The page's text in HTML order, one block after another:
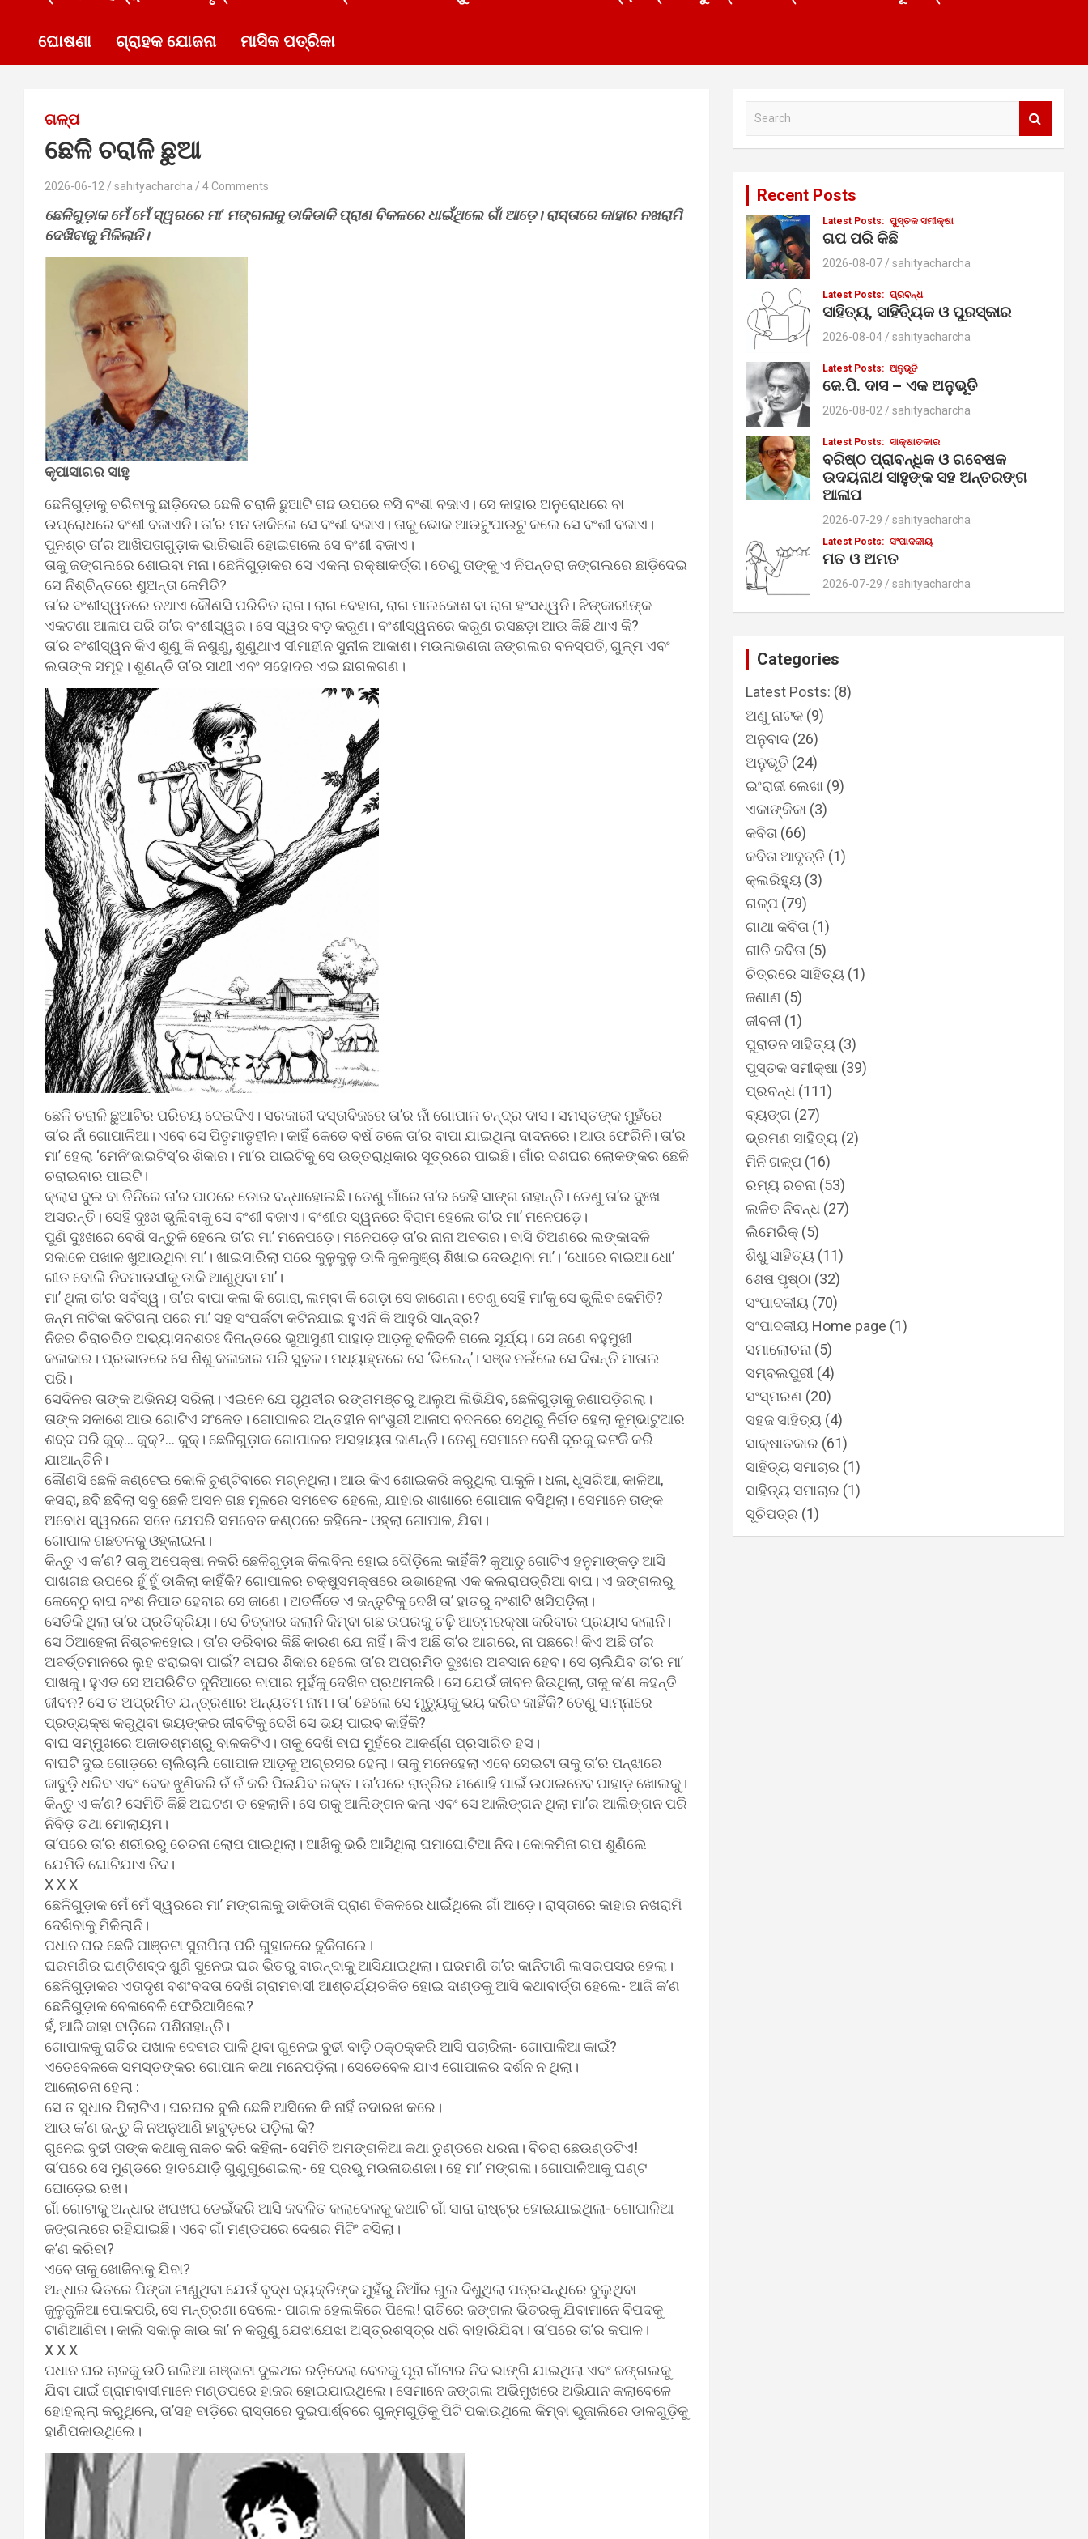
ଘୋଷଣା ଗ୍ରାହକ ଯୋଜନା ମାସିକ ପତ୍ରିକା
ଗଳ୍ପ
ଛେଳି ଚରାଳି ଛୁଆ
2026-06-12 sahityacharcha 4 Comments
ଛେଳିଗୁଡ଼ାକ ମେଁ ମେଁ ସ୍ୱରରେ ମା’ ମଙ୍ଗଳାକୁ ଡାକିଡାକି ପ୍ରାଣ ବିକଳରେ ଧାଇଁଥିଲେ ଗାଁ ଆଡ଼େ। ରାସ୍ତାରେ କାହାର ନଖରାମି
ଦେଖିବାକୁ ମିଳିଲାନି।
କୃପାସାଗର ସାହୁ
ଛେଳିଗୁଡ଼ାକୁ ଚରିବାକୁ ଛାଡ଼ିଦେଇ ଛେଳି ଚରାଳି ଛୁଆଟି ଗଛ ଉପରେ ବସି ବଂଶୀ ବଜାଏ। ସେ କାହାର ଅନୁରୋଧରେ ବା
ଉପ୍ରୋଧରେ ବଂଶୀ ବଜାଏନି। ତା’ର ମନ ଡାକିଲେ ସେ ବଂଶୀ ବଜାଏ। ତାକୁ ଭୋକ ଆଉଟୁପାଉଟୁ କଲେ ସେ ବଂଶୀ ବଜାଏ।
ପୁନଶ୍ଚ ତା’ର ଆଖିପତାଗୁଡ଼ାକ ଭାରିଭାରି ହୋଇଗଲେ ସେ ବଂଶୀ ବଜାଏ।
ତାକୁ ଜଙ୍ଗଲରେ ଶୋଇବା ମନା। ଛେଳିଗୁଡ଼ାକର ସେ ଏକଲା ରକ୍ଷାକର୍ତ୍ତା। ତେଣୁ ତାଙ୍କୁ ଏ ନିପନ୍ତରା ଜଙ୍ଗଲରେ ଛାଡ଼ିଦେଇ
ସେ ନିଶ୍ଚିନ୍ତରେ ଶୁଅନ୍ତା କେମିତି?
ତା’ର ବଂଶୀସ୍ୱନରେ ନଥାଏ କୌଣସି ପରିଚିତ ରାଗ। ରାଗ ବେହାଗ, ରାଗ ମାଲକୋଶ ବା ରାଗ ହଂସଧ୍ୱନି। ଝିଙ୍କାରୀଙ୍କ
ଏକଟଣା ଆଳାପ ପରି ତା’ର ବଂଶୀସ୍ୱର। ସେ ସ୍ୱର ବଡ଼ କରୁଣ। ବଂଶୀସ୍ୱନରେ କରୁଣ ରସଛଡ଼ା ଆଉ କିଛି ଥାଏ କି?
ତା’ର ବଂଶୀସ୍ୱନ କିଏ ଶୁଣୁ କି ନଶୁଣୁ, ଶୁଣୁଥାଏ ସୀମାହୀନ ସୁନୀଳ ଆକାଶ। ମଉଳାଭଣଜା ଜଙ୍ଗଲର ବନସ୍ପତି, ଗୁଳ୍ମ ଏବଂ
ଲତାଙ୍କ ସମୂହ। ଶୁଣନ୍ତି ତା’ର ସାଥୀ ଏବଂ ସହୋଦର ଏଇ ଛାଗଳଗଣ।
ଛେଳି ଚରାଳି ଛୁଆଟିର ପରିଚୟ ଦେଇଦିଏ। ସରକାରୀ ଦସ୍ତାବିଜରେ ତା’ର ନାଁ ଗୋପାଳ ଚନ୍ଦ୍ର ଦାସ। ସମସ୍ତଙ୍କ ମୁହଁରେ
ତା’ର ନାଁ ଗୋପାଳିଆ। ଏବେ ସେ ପିତୃମାତୃହୀନ। କାହିଁ କେତେ ବର୍ଷ ତଳେ ତା’ର ବାପା ଯାଇଥିଲା ଦାଦନରେ। ଆଉ ଫେରିନି। ତା’ର
ମା’ ହେଲା ‘ମେନିଂଜାଇଟିସ୍’ର ଶିକାର। ମା’ର ପାଇଟିକୁ ସେ ଉତ୍ତରାଧିକାର ସୂତ୍ରରେ ପାଇଛି। ଗାଁର ଦଶଘର ଲୋକଙ୍କର ଛେଳି
ଚରାଇବାର ପାଇଟି।
କ୍ଲାସ ଦୁଇ ବା ତିନିରେ ତା’ର ପାଠରେ ଡୋର ବନ୍ଧାହୋଇଛି। ତେଣୁ ଗାଁରେ ତା’ର କେହି ସାଙ୍ଗ ନାହାନ୍ତି। ତେଣୁ ତା’ର ଦୁଃଖ
ଅସରନ୍ତି। ସେହି ଦୁଃଖ ଭୁଲିବାକୁ ସେ ବଂଶୀ ବଜାଏ। ବଂଶୀର ସ୍ୱନରେ ବିରାମ ହେଲେ ତା’ର ମା’ ମନେପଡ଼େ।
ପୁଣି ଦୁଃଖରେ ବେଶି ସନ୍ତୁଳି ହେଲେ ତା’ର ମା’ ମନେପଡ଼େ। ମନେପଡ଼େ ତା’ର ନାନା ଅବତାର। ବାସି ତିଅଣରେ ଲଙ୍କାଦଳି
ସକାଳେ ପଖାଳ ଖୁଆଉଥିବା ମା’। ଖାଇସାରିଲା ପରେ କୁଳୁକୁଳୁ ଡାକି କୁଳକୁଞ୍ଚା ଶିଖାଇ ଦେଉଥିବା ମା’। ‘ଧୋରେ ବାଇଆ ଧୋ’
ଗୀତ ବୋଲି ନିଦମାଉସୀକୁ ଡାକି ଆଣୁଥିବା ମା’।
ମା’ ଥିଲା ତା’ର ସର୍ବସ୍ୱ। ତା’ର ବାପା କଳା କି ଗୋରା, ଲମ୍ବା କି ଗେଡ଼ା ସେ ଜାଣେନା। ତେଣୁ ସେହି ମା’କୁ ସେ ଭୁଲିବ କେମିତି?
ଜନ୍ମ ନାଟିକା କଟିଗଲା ପରେ ମା’ ସହ ସଂପର୍କଟା କଟିନଯାଇ ହୁଏନି କି ଆହୁରି ସାନ୍ଦ୍ର?
ନିଜର ଚିରାଚରିତ ଅଭ୍ୟାସବଶତଃ ଦିନାନ୍ତରେ ଭୁଆସୁଣୀ ପାହାଡ଼ ଆଡ଼କୁ ଢଳିଢଳି ଗଲେ ସୂର୍ଯ୍ୟ। ସେ ଜଣେ ବହୁମୁଖୀ
କଳାକାର। ପ୍ରଭାତରେ ସେ ଶିଶୁ କଳାକାର ପରି ସୁଢ଼ଳ। ମଧ୍ୟାହ୍ନରେ ସେ ‘ଭିଲେନ୍‌’। ସଞ୍ଜ ନଇଁଲେ ସେ ଦିଶନ୍ତି ମାତାଲ
ପରି।
ସେଦିନର ତାଙ୍କ ଅଭିନୟ ସରିଲା। ଏଇନେ ଯେ ପୃଥିବୀର ରଙ୍ଗମଞ୍ଚରୁ ଆଲୁଅ ଲିଭିଯିବ, ଛେଳିଗୁଡ଼ାକୁ ଜଣାପଡ଼ିଗଲା।
ତାଙ୍କ ସକାଶେ ଆଉ ଗୋଟିଏ ସଂକେତ। ଗୋପାଳର ଅନ୍ତହୀନ ବାଂଶୁରୀ ଆଳାପ ବଦଳରେ ସେଥିରୁ ନିର୍ଗତ ହେଲା କୁମ୍ଭାଟୁଆର
ଶବ୍ଦ ପରି କୁକ୍‌… କୁକ୍‌?… କୁକ୍‌। ଛେଳିଗୁଡ଼ାକ ଗୋପାଳର ଅସହାୟତା ଜାଣନ୍ତି। ତେଣୁ ସେମାନେ ବେଶି ଦୂରକୁ ଭଟକି କରି
ଯାଆନ୍ତିନି।
କୌଣସି ଛେଳି କଣ୍ଟେଇ କୋଳି ଚୁଣ୍ଟିବାରେ ମଗ୍ନଥିଲା। ଆଉ କିଏ ଶୋଇକରି କରୁଥିଲା ପାକୁଳି। ଧଳା, ଧୂସରିଆ, କାଳିଆ,
କସରା, ଛବି ଛବିଲା ସବୁ ଛେଳି ଅସନ ଗଛ ମୂଳରେ ସମବେତ ହେଲେ, ଯାହାର ଶାଖାରେ ଗୋପାଳ ବସିଥିଲା। ସେମାନେ ତାଙ୍କ
ଅବୋଧ ସ୍ୱରରେ ସତେ ଯେପରି ସମବେତ କଣ୍ଠରେ କହିଲେ- ଓହ୍ଲା ଗୋପାଳ, ଯିବା।
ଗୋପାଳ ଗଛତଳକୁ ଓହ୍ଲାଇଲା।
କିନ୍ତୁ ଏ କ’ଣ? ତାକୁ ଅପେକ୍ଷା ନକରି ଛେଳିଗୁଡ଼ାକ କିଲବିଲ ହୋଇ ଦୌଡ଼ିଲେ କାହିଁକି? କୁଆଡୁ ଗୋଟିଏ ହନୁମାଙ୍କଡ଼ ଆସି
ପାଖଗଛ ଉପରେ ହୁଁ ହୁଁ ଡାକିଲା କାହିଁକି? ଗୋପାଳର ଚକ୍ଷୁସମକ୍ଷରେ ଉଭାହେଲା ଏକ କଲରାପତ୍ରିଆ ବାଘ। ଏ ଜଙ୍ଗଲରୁ
କେବେଠୁ ବାଘ ବଂଶ ନିପାତ ହେବାର ସେ ଜାଣେ। ଅତର୍କିତେ ଏ ଜନ୍ତୁଟିକୁ ଦେଖି ତା’ ହାତରୁ ବଂଶୀଟି ଖସିପଡ଼ିଲା।
ସେତିକି ଥିଲା ତା’ର ପ୍ରତିକ୍ରିୟା। ସେ ଚିତ୍କାର କଲାନି କିମ୍ବା ଗଛ ଉପରକୁ ଚଢ଼ି ଆତ୍ମରକ୍ଷା କରିବାର ପ୍ରୟାସ କଲାନି।
ସେ ଠିଆହେଲା ନିଶ୍ଚଳହୋଇ। ତା’ର ଡରିବାର କିଛି କାରଣ ଯେ ନାହିଁ। କିଏ ଅଛି ତା’ର ଆଗରେ, ନା ପଛରେ! କିଏ ଅଛି ତା’ର
ଅବର୍ତ୍ତମାନରେ ଲୁହ ଝରାଇବା ପାଇଁ? ବାଘର ଶିକାର ହେଲେ ତା’ର ଅପ୍ରମିତ ଦୁଃଖର ଅବସାନ ହେବ। ସେ ଚାଲିଯିବ ତା’ର ମା’
ପାଖକୁ। ହୁଏତ ସେ ଅପରିଚିତ ଦୁନିଆରେ ବାପାର ମୁହଁକୁ ଦେଖିବ ପ୍ରଥମକରି। ସେ ଯେଉଁ ଜୀବନ ଜିଉଥିଲା, ତାକୁ କ’ଣ କହନ୍ତି
ଜୀବନ? ସେ ତ ଅପ୍ରମିତ ଯନ୍ତ୍ରଣାର ଅନ୍ୟତମ ନାମ। ତା’ ହେଲେ ସେ ମୃତ୍ୟୁକୁ ଭୟ କରିବ କାହିଁକି? ତେଣୁ ସାମ୍‌ନାରେ
ପ୍ରତ୍ୟକ୍ଷ କରୁଥିବା ଭୟଙ୍କର ଜୀବଟିକୁ ଦେଖି ସେ ଭୟ ପାଇବ କାହିଁକି?
ବାଘ ସମ୍ମୁଖରେ ଅଜାତଶ୍ମଶ୍ରୁ ବାଳକଟିଏ। ତାକୁ ଦେଖି ବାଘ ମୁହଁରେ ଆକର୍ଣ୍ଣ ପ୍ରସାରିତ ହସ।
ବାଘଟି ଦୁଇ ଗୋଡ଼ରେ ଚାଲିଚାଲି ଗୋପାଳ ଆଡ଼କୁ ଅଗ୍ରସର ହେଲା। ତାକୁ ମନେହେଲା ଏବେ ସେଇଟା ତାକୁ ତା’ର ପନ୍‌ଝାରେ
ଜାବୁଡ଼ି ଧରିବ ଏବଂ ବେକ ଝୁଣିକରି ଚଁ ଚଁ କରି ପିଇଯିବ ରକ୍ତ। ତା’ପରେ ରାତ୍ରିର ମଣୋହି ପାଇଁ ଉଠାଇନେବ ପାହାଡ଼ ଖୋଲକୁ।
କିନ୍ତୁ ଏ କ’ଣ? ସେମିତି କିଛି ଅଘଟଣ ତ ହେଲାନି। ସେ ତାକୁ ଆଲିଙ୍ଗନ କଲା ଏବଂ ସେ ଆଲିଙ୍ଗନ ଥିଲା ମା’ର ଆଲିଙ୍ଗନ ପରି
ନିବିଡ଼ ତଥା ମୋଲାୟମ।
ତା’ପରେ ତା’ର ଶରୀରରୁ ଚେତନା ଲୋପ ପାଇଥିଲା। ଆଖିକୁ ଭରି ଆସିଥିଲା ଘମାଘୋଟିଆ ନିଦ। କୋକମିନା ଗପ ଶୁଣିଲେ
ଯେମିତି ଘୋଟିଯାଏ ନିଦ।
X X X
ଛେଳିଗୁଡ଼ାକ ମେଁ ମେଁ ସ୍ୱରରେ ମା’ ମଙ୍ଗଳାକୁ ଡାକିଡାକି ପ୍ରାଣ ବିକଳରେ ଧାଇଁଥିଲେ ଗାଁ ଆଡ଼େ। ରାସ୍ତାରେ କାହାର ନଖରାମି
ଦେଖିବାକୁ ମିଳିଲାନି।
ପଧାନ ଘର ଛେଳି ପାଞ୍ଚଟା ସୁନାପିଲା ପରି ଗୁହାଳରେ ଢୁକିଗଲେ।
ଘରମଣିର ଘଣ୍ଟିଶବ୍ଦ ଶୁଣି ସୁନେଇ ଘର ଭିତରୁ ବାରନ୍ଦାକୁ ଆସିଯାଇଥିଲା। ଘରମଣି ତା’ର କାନିଟାଣି ଲସରପସର ହେଲା।
ଛେଳିଗୁଡ଼ାକର ଏତାଦୃଶ ବଶଂବଦତା ଦେଖି ଗ୍ରାମବାସୀ ଆଶ୍ଚର୍ଯ୍ୟଚକିତ ହୋଇ ଦାଣ୍ଡକୁ ଆସି କଥାବାର୍ତ୍ତା ହେଲେ- ଆଜି କ’ଣ
ଛେଳିଗୁଡ଼ାକ ବେଳାବେଳି ଫେରିଆସିଲେ?
ହଁ, ଆଜି କାହା ବାଡ଼ିରେ ପଶିନାହାନ୍ତି।
ଗୋପାଳକୁ ରାତିର ପଖାଳ ଦେବାର ପାଳି ଥିବା ଗୁନେଇ ବୁଢୀ ବାଡ଼ି ଠକ୍‌ଠକ୍‌କରି ଆସି ପଚାରିଲା- ଗୋପାଳିଆ କାଇଁ?
ଏତେବେଳକେ ସମସ୍ତଙ୍କର ଗୋପାଳ କଥା ମନେପଡ଼ିଲା। ସେତେବେଳ ଯାଏ ଗୋପାଳର ଦର୍ଶନ ନ ଥିଲା।
ଆଲୋଚନା ହେଲା :
ସେ ତ ସୁଧାର ପିଲାଟିଏ। ଘରଘର ବୁଲି ଛେଳି ଆସିଲେ କି ନାହିଁ ତଦାରଖ କରେ।
ଆଉ କ’ଣ ଜନ୍ତୁ କି ନଅନୁଆଣି ହାବୁଡ଼ରେ ପଡ଼ିଲା କି?
ଗୁନେଇ ବୁଢୀ ତାଙ୍କ କଥାକୁ ନାକଚ କରି କହିଲା- ସେମିତି ଅମଙ୍ଗଳିଆ କଥା ତୁଣ୍ଡରେ ଧରନା। ବିଚରା ଛେଉଣ୍ଡଟିଏ!
ତା’ପରେ ସେ ମୁଣ୍ଡରେ ହାତଯୋଡ଼ି ଗୁଣୁଗୁଣେଇଲା- ହେ ପ୍ରଭୁ ମଉଳାଭଣଜା। ହେ ମା’ ମଙ୍ଗଳା। ଗୋପାଳିଆକୁ ଘଣ୍ଟ
ଘୋଡ଼େଇ ରଖ।
ଗାଁ ଗୋଟାକୁ ଅନ୍ଧାର ଖପଖପ ଡେଇଁକରି ଆସି କବଳିତ କଲାବେଳକୁ କଥାଟି ଗାଁ ସାରା ରାଷ୍ଟ୍ର ହୋଇଯାଇଥିଲା- ଗୋପାଳିଆ
ଜଙ୍ଗଲରେ ରହିଯାଇଛି। ଏବେ ଗାଁ ମଣ୍ଡପରେ ଦେଶର ମିଟିଂ ବସିଲା।
କ’ଣ କରିବା?
ଏବେ ତାକୁ ଖୋଜିବାକୁ ଯିବା?
ଅନ୍ଧାର ଭିତରେ ପିଙ୍କା ଟାଣୁଥିବା ଯେଉଁ ବୃଦ୍ଧ ବ୍ୟକ୍ତିଙ୍କ ମୁହଁରୁ ନିଆଁର ଗୁଲ ଦିଶୁଥିଲା ପତ୍ରସନ୍ଧିରେ ବୁଲୁଥିବା
ଜୁଳୁଜୁଳିଆ ପୋକପରି, ସେ ମନ୍ତ୍ରଣା ଦେଲେ- ପାଗଳ ହେଲକିରେ ପିଲେ! ରାତିରେ ଜଙ୍ଗଲ ଭିତରକୁ ଯିବାମାନେ ବିପଦକୁ
ଟାଣିଆଣିବା। କାଲି ସକାଳୁ କାଉ କା’ ନ କରୁଣୁ ଯେଝାଯେଝା ଅସ୍ତ୍ରଶସ୍ତ୍ର ଧରି ବାହାରିଯିବା। ତା’ପରେ ତା’ର କପାଳ।
X X X
ପଧାନ ଘର ଚାଳକୁ ଉଠି ନାଲିଆ ଗଞ୍ଜାଟା ଦୁଇଥର ରଡ଼ିଦେଲା ବେଳକୁ ପୂରା ଗାଁଟାର ନିଦ ଭାଙ୍ଗି ଯାଇଥିଲା ଏବଂ ଜଙ୍ଗଲକୁ
ଯିବା ପାଇଁ ଗ୍ରାମବାସୀମାନେ ମଣ୍ଡପରେ ହାଜର ହୋଇଯାଇଥିଲେ। ସେମାନେ ଜଙ୍ଗଲ ଅଭିମୁଖରେ ଅଭିଯାନ କଲାବେଳେ
ହୋହଲ୍ଲା କରୁଥିଲେ, ତା’ସହ ବାଡ଼ିରେ ରାସ୍ତାରେ ଦୁଇପାର୍ଶ୍ବରେ ଗୁଳ୍ମଗୁଡ଼ିକୁ ପିଟି ପକାଉଥିଲେ କିମ୍ବା ଭୁଜାଲିରେ ଡାଳଗୁଡ଼ିକୁ
ହାଣିପକାଉଥିଲେ।
a
h
Recent Posts
Latest Posts: ପୁସ୍ତକ ସମୀକ୍ଷା
ଗପ ପରି କିଛି
2026-08-07 sahityacharcha
Latest Posts: ପ୍ରବନ୍ଧ
ସାହିତ୍ୟ, ସାହିତ୍ୟିକ ଓ ପୁରସ୍କାର
2026-08-04 sahityacharcha
Latest Posts: ଅନୁଭୂତି
ଜେ.ପି. ଦାସ – ଏକ ଅନୁଭୂତି
2026-08-02 sahityacharcha
Latest Posts: ସାକ୍ଷାତକାର
ବରିଷ୍ଠ ପ୍ରାବନ୍ଧିକ ଓ ଗବେଷକ
ଉଦୟନାଥ ସାହୁଙ୍କ ସହ ଅନ୍ତରଙ୍ଗ
ଆଳାପ
2026-07-29 sahityacharcha
Latest Posts: ସଂପାଦକୀୟ
ମତ ଓ ଅମତ
2026-07-29 sahityacharcha
Categories
Latest Posts: (8)
ଅଣୁ ନାଟକ (9)
ଅନୁବାଦ (26)
ଅନୁଭୂତି (24)
ଇଂରାଜୀ ଲେଖା (9)
ଏକାଙ୍କିକା (3)
କବିତା (66)
କବିତା ଆବୃତ୍ତି (1)
କ୍ଲରିହ୍ୟୁ (3)
ଗଳ୍ପ (79)
ଗାଥା କବିତା (1)
ଗୀତି କବିତା (5)
ଚିତ୍ରରେ ସାହିତ୍ୟ (1)
ଜଣାଣ (5)
ଜୀବନୀ (1)
ପୁରାତନ ସାହିତ୍ୟ (3)
ପୁସ୍ତକ ସମୀକ୍ଷା (39)
ପ୍ରବନ୍ଧ (111)
ବ୍ୟଙ୍ଗ (27)
ଭ୍ରମଣ ସାହିତ୍ୟ (2)
ମିନି ଗଳ୍ପ (16)
ରମ୍ୟ ରଚନା (53)
ଲଳିତ ନିବନ୍ଧ (27)
ଲିମେରିକ୍ (5)
ଶିଶୁ ସାହିତ୍ୟ (11)
ଶେଷ ପୃଷ୍ଠା (32)
ସଂପାଦକୀୟ (70)
ସଂପାଦକୀୟ Home page (1)
ସମାଲୋଚନା (5)
ସମ୍ବଲପୁରୀ (4)
ସଂସ୍ମରଣ (20)
ସହଜ ସାହିତ୍ୟ (4)
ସାକ୍ଷାତକାର (61)
ସାହିତ୍ୟ ସମାଚାର (1)
ସାହିତ୍ୟ ସମାଚାର (1)
ସୂଚିପତ୍ର (1)